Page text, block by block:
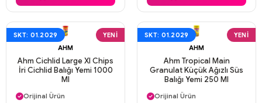
SKT: 01.2029
YENI
AHM
Ahm Cichlid Large Xl Chips
İri Cichlid Balığı Yemi 1000
Ml
Aynı Gün Kargo
Orijinal Ürün
SKT: 01.2029
YENI
AHM
Ahm Tropical Main
Granulat Küçük Ağızlı Süs
Balığı Yemi 250 Ml
Aynı Gün Kargo
Orijinal Ürün